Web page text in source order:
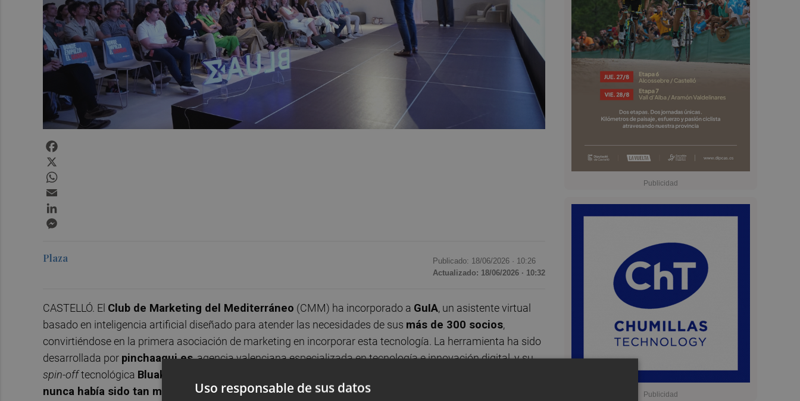
Plaza Publicado: 18/06/2026 · 10:26
Actualizado: 18/06/2026 · 10:32
CASTELLÓ. El Club de Marketing del Mediterráneo (CMM) ha incorporado a GuIA, un asistente virtual
basado en inteligencia artificial diseñado para atender las necesidades de sus más de 300 socios,
convirtiéndose en la primera asociación de marketing en incorporar esta tecnología. La herramienta ha sido
desarrollada por pinchaaqui.es, agencia valenciana especializada en tecnología e innovación digital, y su
spin-offtecnológica Bluak
nunca había sido tan mediterráneo'.
Uso responsable de sus datos